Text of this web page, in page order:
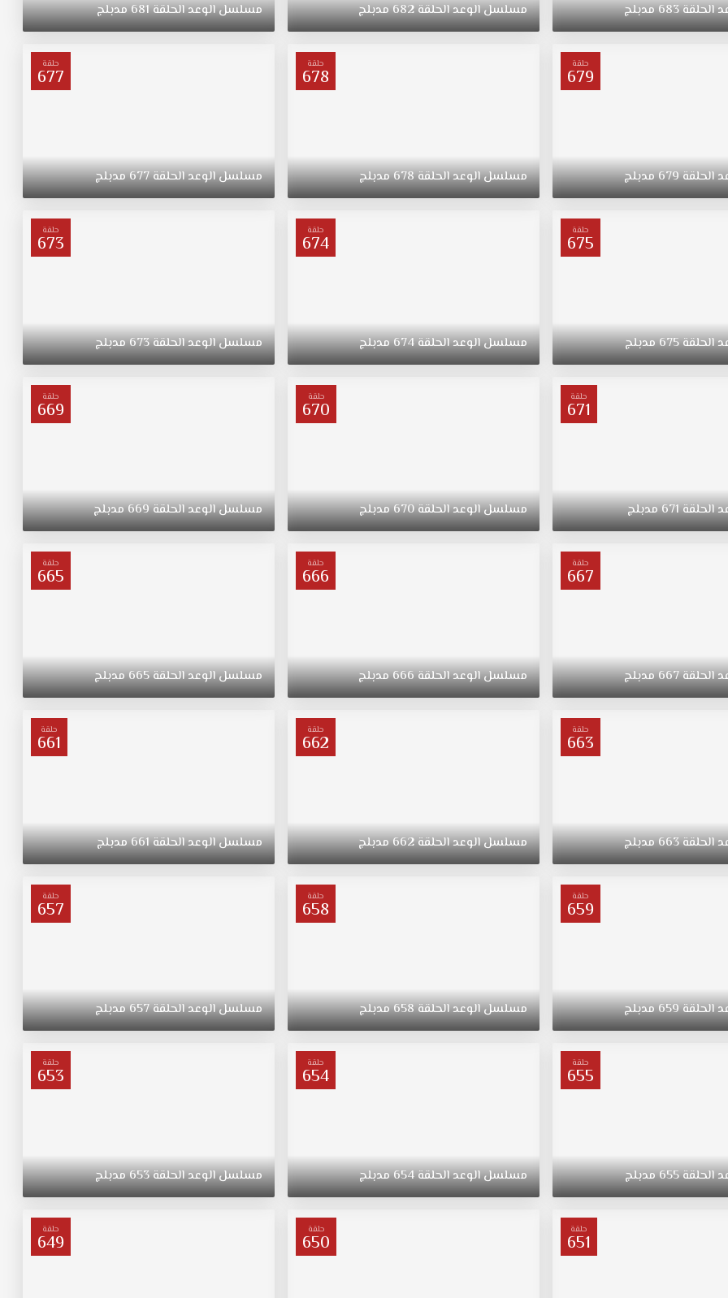
الحلقة683مدبلج مسلسلالوعدالحلقة682مدبلج مسلسلالوعدالحلقة681مدبلج
حلقة
679
الحلقة679مدبلج
حلقة
678
مسلسلالوعدالحلقة678مدبلج
حلقة
677
مسلسلالوعدالحلقة677مدبلج
حلقة
675
الحلقة675مدبلج
حلقة
674
مسلسلالوعدالحلقة674مدبلج
حلقة
673
مسلسلالوعدالحلقة673مدبلج
حلقة
671
الحلقة671مدبلج
حلقة
670
مسلسلالوعدالحلقة670مدبلج
حلقة
669
مسلسلالوعدالحلقة669مدبلج
حلقة
667
الحلقة667مدبلج
حلقة
666
مسلسلالوعدالحلقة666مدبلج
حلقة
665
مسلسلالوعدالحلقة665مدبلج
حلقة
663
الحلقة663مدبلج
حلقة
662
مسلسلالوعدالحلقة662مدبلج
حلقة
661
مسلسلالوعدالحلقة661مدبلج
حلقة
659
الحلقة659مدبلج
حلقة
658
مسلسلالوعدالحلقة658مدبلج
حلقة
657
مسلسلالوعدالحلقة657مدبلج
حلقة
655
الحلقة655مدبلج
حلقة
654
مسلسلالوعدالحلقة654مدبلج
حلقة
653
مسلسلالوعدالحلقة653مدبلج
حلقة
651
حلقة
650
حلقة
649